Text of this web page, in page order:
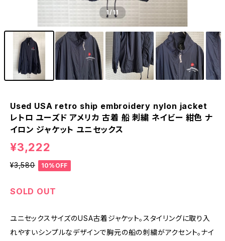
1/11
Used USA retro ship embroidery nylon jacket
レトロ ユーズド アメリカ 古着 船 刺繍 ネイビー 紺色 ナ
イロン ジャケット ユニセックス
¥3,222
¥3,580 10%OFF
SOLD OUT
ユニセックスサイズのUSA古着ジャケット。スタイリングに取り入
れやすいシンプルなデザインで胸元の船の刺繍がアクセント。ナイ